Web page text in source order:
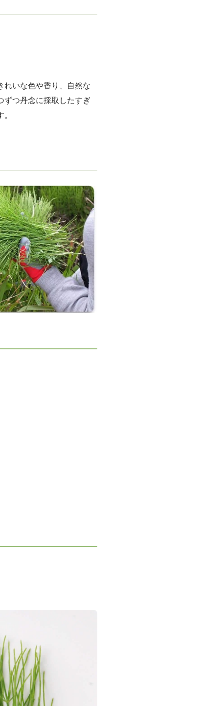
れいな色や香り、自然な
ずつ丹念に採取したすぎ